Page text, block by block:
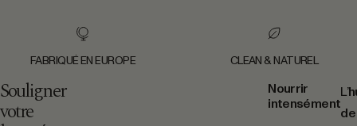
FABRIQUÉ EN EUROPE CLEAN & NATUREL
Souligner
votre
Nourrir
intensément
L’